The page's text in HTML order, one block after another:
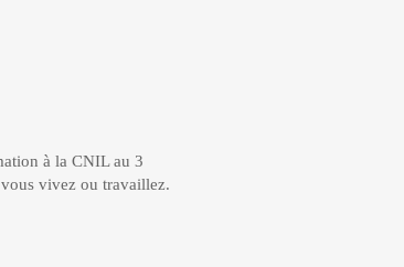
à la CNIL au 3
vivez ou travaillez.